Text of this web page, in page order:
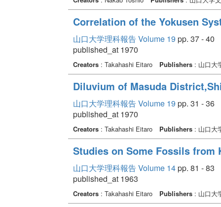
Correlation of the Yokusen
山口大学理科報告 Volume 19 pp. 37 - 40
published_at 1970
Creators: Takahashi Eitaro Publishers: 山口大
Diluvium of Masuda
山口大学理科報告 Volume 19 pp. 31 - 36
published_at 1970
Creators: Takahashi Eitaro Publishers: 山口大
Studies on Some Fossils from
山口大学理科報告 Volume 14pp. 81 - 83
published_at 1963
Creators: Takahashi Eitaro Publishers: 山口大